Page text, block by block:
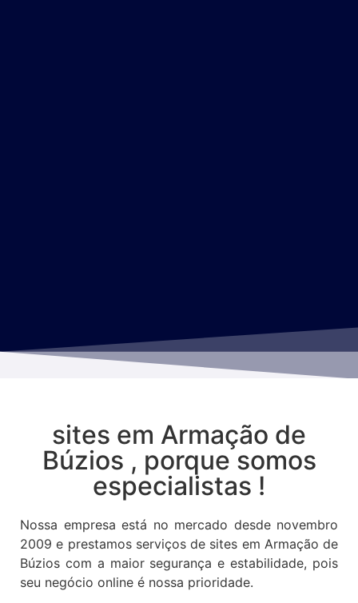
sites em Armação de
Búzios , porque somos
especialistas !
Nossa empresa está no mercado desde novembro
2009 e prestamos serviços de sites em Armação de
Búzios com a maior segurança e estabilidade, pois
seu negócio online é nossa prioridade.